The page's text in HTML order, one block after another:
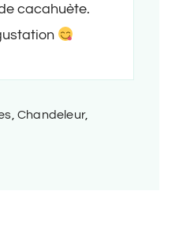
cacahuète.
Chandeleur,